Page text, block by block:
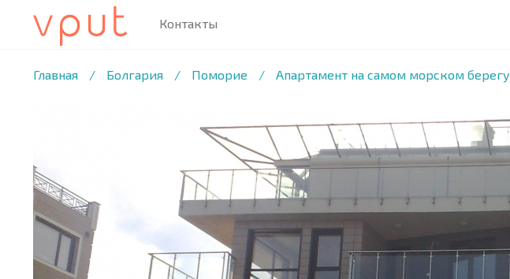
Контакты
Главная / Болгария / Поморие / Апартамент на самом морском берегу
1 /13 ФОТО